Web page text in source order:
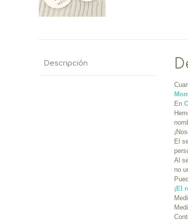
Descripción
En
El
Al
no
¡El